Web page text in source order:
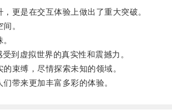
更是在交互体验上做出了重大突破。
。
到虚拟世界的真实性和震撼力。
束缚，尽情探索未知的领域。
带来更加丰富多彩的体验。